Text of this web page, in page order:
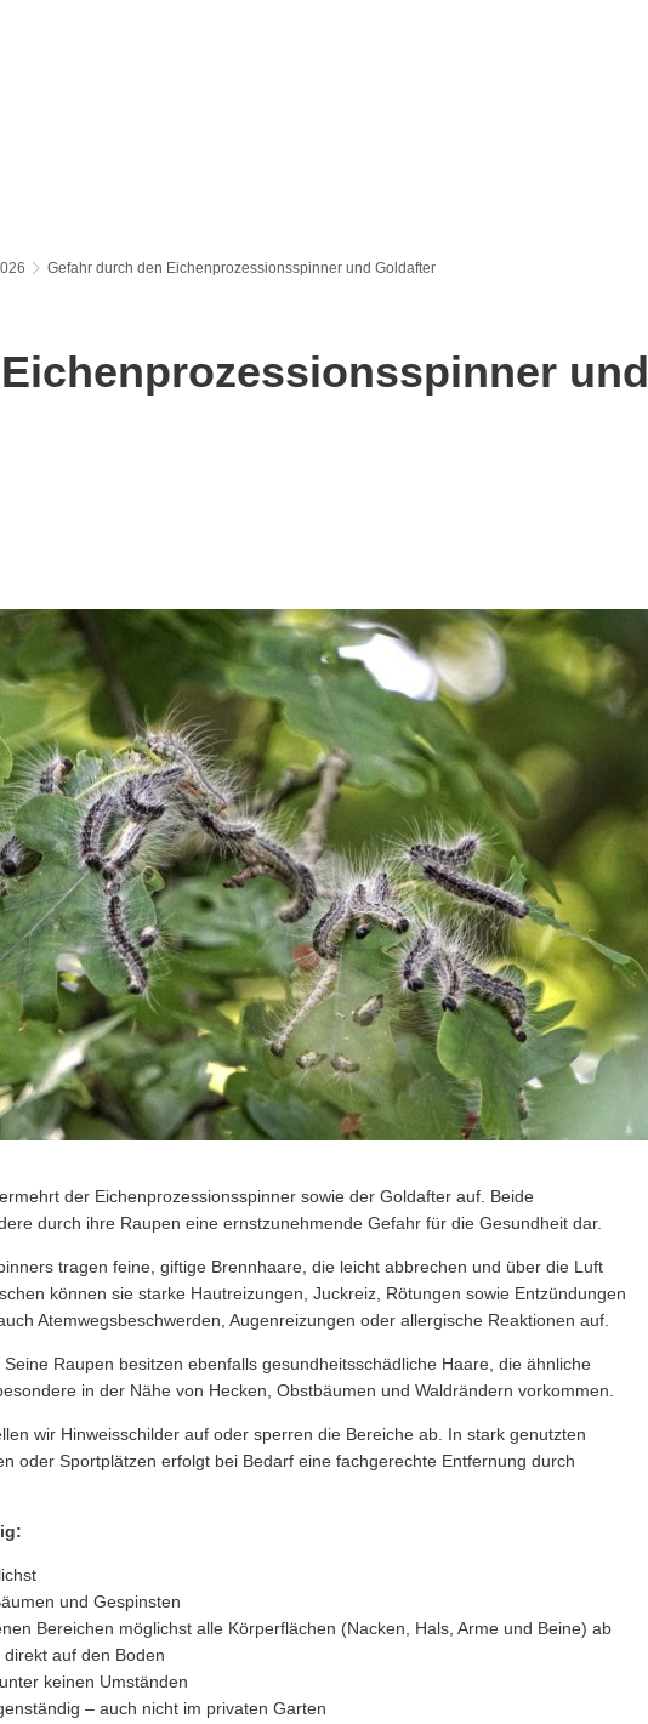
Gefahr durch den Eichenprozessionsspinner und Goldafter
und
der Eichenprozessionsspinner sowie der Goldafter auf. Beide
durch ihre Raupen eine ernstzunehmende Gefahr für die Gesundheit dar.
tragen feine, giftige Brennhaare, die leicht abbrechen und über die Luft
können sie starke Hautreizungen, Juckreiz, Rötungen sowie Entzündungen
Atemwegsbeschwerden, Augenreizungen oder allergische Reaktionen auf.
Raupen besitzen ebenfalls gesundheitsschädliche Haare, die ähnliche
in der Nähe von Hecken, Obstbäumen und Waldrändern vorkommen.
wir Hinweisschilder auf oder sperren die Bereiche ab. In stark genutzten
oder Sportplätzen erfolgt bei Bedarf eine fachgerechte Entfernung durch
und Gespinsten
Bereichen möglichst alle Körperflächen (Nacken, Hals, Arme und Beine) ab
auf den Boden
keinen Umständen
– auch nicht im privaten Garten